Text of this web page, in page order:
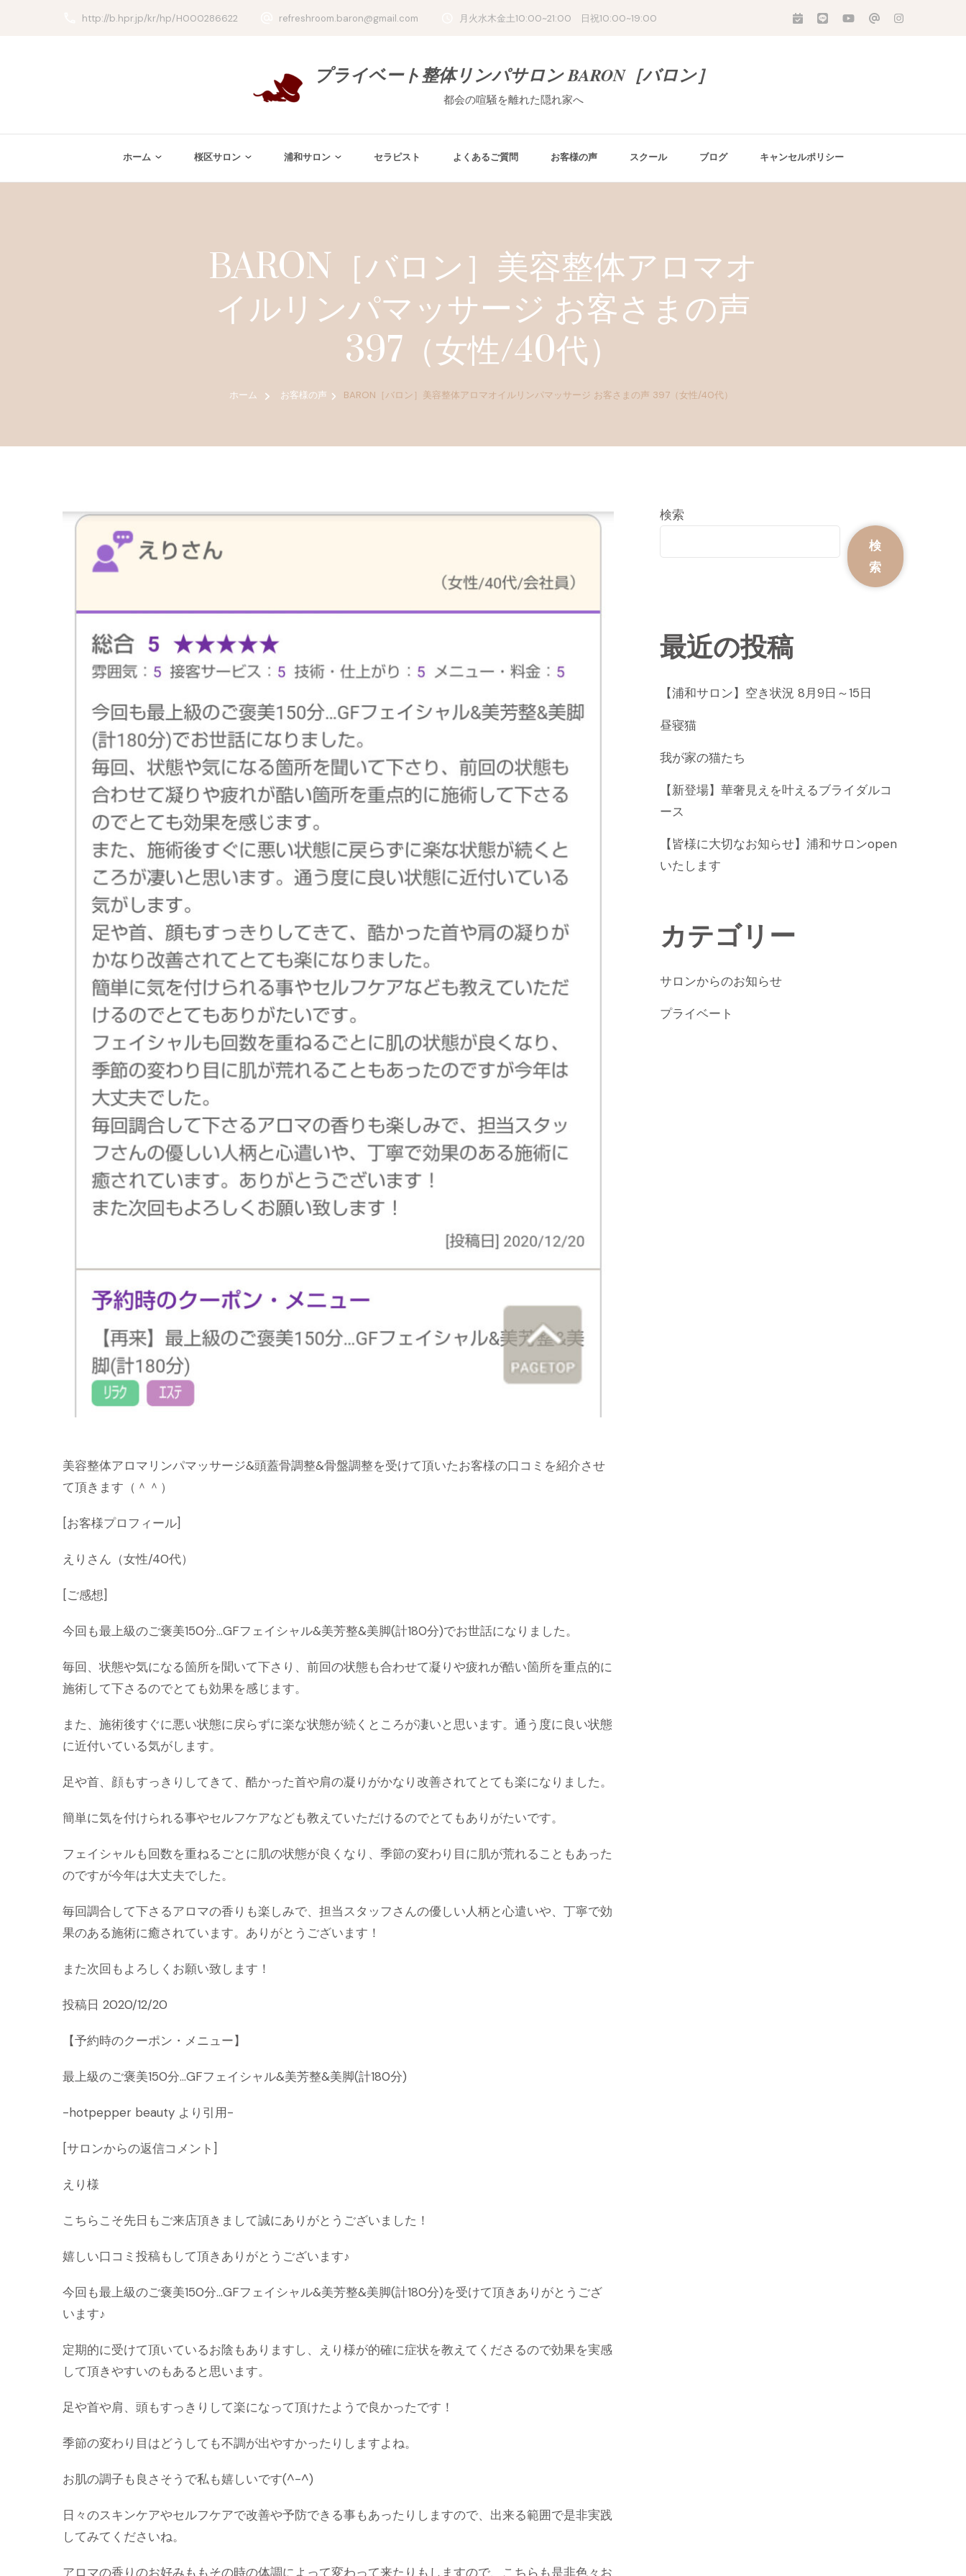
http://b.hpr.jp/kr/hp/H000286622 refreshroom.baron@gmail.com 月火水木金土10:00~21:00 日祝10:00~19:00
プライベート整体リンパサロン BARON［バロン］
都会の喧騒を離れた隠れ家へ
ホーム 桜区サロン 浦和サロン セラピスト よくあるご質問 お客様の声 スクール ブログ キャンセルポリシー
BARON［バロン］美容整体アロマオ
イルリンパマッサージ お客さまの声
397（女性/40代）
ホーム お客様の声 BARON［バロン］美容整体アロマオイルリンパマッサージ お客さまの声 397（女性/40代）
美容整体アロマリンパマッサージ&頭蓋骨調整&骨盤調整を受けて頂いたお客様の口コミを紹介させ
て頂きます（＾＾）
[お客様プロフィール]
えりさん（女性/40代）
[ご感想]
今回も最上級のご褒美150分…GFフェイシャル&美芳整&美脚(計180分)でお世話になりました。
毎回、状態や気になる箇所を聞いて下さり、前回の状態も合わせて凝りや疲れが酷い箇所を重点的に
施術して下さるのでとても効果を感じます。
また、施術後すぐに悪い状態に戻らずに楽な状態が続くところが凄いと思います。通う度に良い状態
に近付いている気がします。
足や首、顔もすっきりしてきて、酷かった首や肩の凝りがかなり改善されてとても楽になりました。
簡単に気を付けられる事やセルフケアなども教えていただけるのでとてもありがたいです。
フェイシャルも回数を重ねるごとに肌の状態が良くなり、季節の変わり目に肌が荒れることもあった
のですが今年は大丈夫でした。
毎回調合して下さるアロマの香りも楽しみで、担当スタッフさんの優しい人柄と心遣いや、丁寧で効
果のある施術に癒されています。ありがとうございます！
また次回もよろしくお願い致します！
投稿日 2020/12/20
【予約時のクーポン・メニュー】
最上級のご褒美150分…GFフェイシャル&美芳整&美脚(計180分)
-hotpepper beauty より引用-
[サロンからの返信コメント]
えり様
こちらこそ先日もご来店頂きまして誠にありがとうございました！
嬉しい口コミ投稿もして頂きありがとうございます♪
今回も最上級のご褒美150分…GFフェイシャル&美芳整&美脚(計180分)を受けて頂きありがとうござ
います♪
定期的に受けて頂いているお陰もありますし、えり様が的確に症状を教えてくださるので効果を実感
して頂きやすいのもあると思います。
足や首や肩、頭もすっきりして楽になって頂けたようで良かったです！
季節の変わり目はどうしても不調が出やすかったりしますよね。
お肌の調子も良さそうで私も嬉しいです(^-^)
日々のスキンケアやセルフケアで改善や予防できる事もあったりしますので、出来る範囲で是非実践
してみてくださいね。
アロマの香りのお好みももその時の体調によって変わって来たりもしますので、こちらも是非色々お
検索
検
索
最近の投稿
【浦和サロン】空き状況 8月9日～15日
昼寝猫
我が家の猫たち
【新登場】華奢見えを叶えるブライダルコ
ース
【皆様に大切なお知らせ】浦和サロンopen
いたします
カテゴリー
サロンからのお知らせ
プライベート